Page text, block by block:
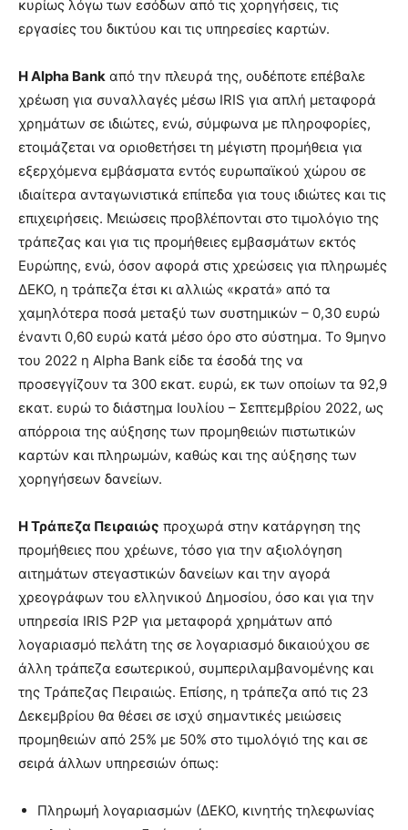
κυρίως λόγω των εσόδων από τις χορηγήσεις, τις
εργασίες του δικτύου και τις υπηρεσίες καρτών.
Η Alpha Bank από την πλευρά της, ουδέποτε επέβαλε
χρέωση για συναλλαγές μέσω IRIS για απλή μεταφορά
χρημάτων σε ιδιώτες, ενώ, σύμφωνα με πληροφορίες,
ετοιμάζεται να οριοθετήσει τη μέγιστη προμήθεια για
εξερχόμενα εμβάσματα εντός ευρωπαϊκού χώρου σε
ιδιαίτερα ανταγωνιστικά επίπεδα για τους ιδιώτες και τις
επιχειρήσεις. Μειώσεις προβλέπονται στο τιμολόγιο της
τράπεζας και για τις προμήθειες εμβασμάτων εκτός
Ευρώπης, ενώ, όσον αφορά στις χρεώσεις για πληρωμές
ΔΕΚΟ, η τράπεζα έτσι κι αλλιώς «κρατά» από τα
χαμηλότερα ποσά μεταξύ των συστημικών – 0,30 ευρώ
έναντι 0,60 ευρώ κατά μέσο όρο στο σύστημα. Το 9μηνο
του 2022 η Alpha Bank είδε τα έσοδά της να
προσεγγίζουν τα 300 εκατ. ευρώ, εκ των οποίων τα 92,9
εκατ. ευρώ το διάστημα Ιουλίου – Σεπτεμβρίου 2022, ως
απόρροια της αύξησης των προμηθειών πιστωτικών
καρτών και πληρωμών, καθώς και της αύξησης των
χορηγήσεων δανείων.
Η Τράπεζα Πειραιώς προχωρά στην κατάργηση της
προμήθειες που χρέωνε, τόσο για την αξιολόγηση
αιτημάτων στεγαστικών δανείων και την αγορά
χρεογράφων του ελληνικού Δημοσίου, όσο και για την
υπηρεσία IRIS P2P για μεταφορά χρημάτων από
λογαριασμό πελάτη της σε λογαριασμό δικαιούχου σε
άλλη τράπεζα εσωτερικού, συμπεριλαμβανομένης και
της Τράπεζας Πειραιώς. Επίσης, η τράπεζα από τις 23
Δεκεμβρίου θα θέσει σε ισχύ σημαντικές μειώσεις
προμηθειών από 25% με 50% στο τιμολόγιό της και σε
σειρά άλλων υπηρεσιών όπως:
Πληρωμή λογαριασμών (ΔΕΚΟ, κινητής τηλεφωνίας